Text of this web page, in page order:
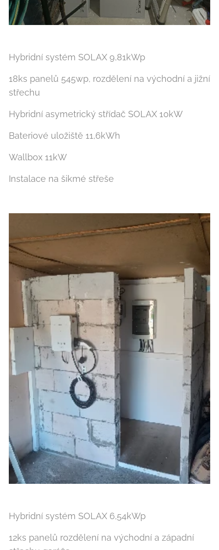
Hybridní systém SOLAX 9,81kWp
18ks panelů 545wp, rozdělení na východní a jižní
střechu
Hybridní asymetrický střídač SOLAX 10kW
Bateriové uložiště 11,6kWh
Wallbox 11kW
Instalace na šikmé střeše
Hybridní systém SOLAX 6,54kWp
12ks panelů rozdělení na východní a západní